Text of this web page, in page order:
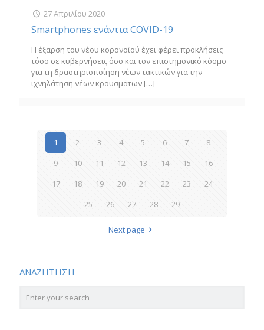
27 Απριλίου 2020
Smartphones ενάντια COVID-19
Η έξαρση του νέου κορονοϊού έχει φέρει προκλήσεις
τόσο σε κυβερνήσεις όσο και τον επιστημονικό κόσμο
για τη δραστηριοποίηση νέων τακτικών για την
ιχνηλάτηση νέων κρουσμάτων […]
1 2 3 4 5 6 7
8
9
10 11 12 13 14 15
16
17
18 19 20 21 22 23
24
25
26 27 28 29
Next page
ΑΝΑΖΗΤΗΣΗ